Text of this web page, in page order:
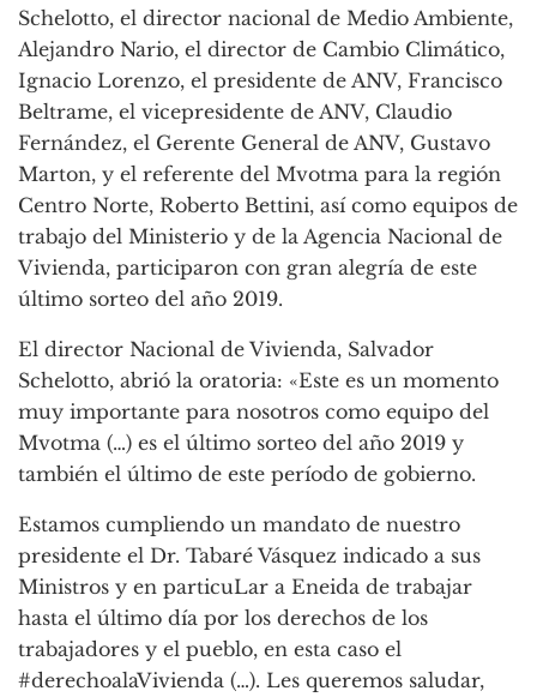
Schelotto, el director nacional de Medio Ambiente,
Alejandro Nario, el director de Cambio Climático,
Ignacio Lorenzo, el presidente de ANV, Francisco
Beltrame, el vicepresidente de ANV, Claudio
Fernández, el Gerente General de ANV, Gustavo
Marton, y el referente del Mvotma para la región
Centro Norte, Roberto Bettini, así como equipos de
trabajo del Ministerio y de la Agencia Nacional de
Vivienda, participaron con gran alegría de este
último sorteo del año 2019.
El director Nacional de Vivienda, Salvador
Schelotto, abrió la oratoria: «Este es un momento
muy importante para nosotros como equipo del
Mvotma (…) es el último sorteo del año 2019 y
también el último de este período de gobierno.
Estamos cumpliendo un mandato de nuestro
presidente el Dr. Tabaré Vásquez indicado a sus
Ministros y en particuLar a Eneida de trabajar
hasta el último día por los derechos de los
trabajadores y el pueblo, en esta caso el
#derechoalaVivienda (…). Les queremos saludar,